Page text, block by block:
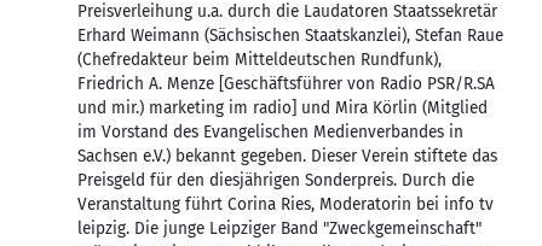
Preisverleihung u.a. durch die Laudatoren Staatssekretär
Erhard Weimann (Sächsischen Staatskanzlei), Stefan Raue
(Chefredakteur beim Mitteldeutschen Rundfunk),
Friedrich A. Menze [Geschäftsführer von Radio PSR/R.SA
und mir.) marketing im radio] und Mira Körlin (Mitglied
im Vorstand des Evangelischen Medienverbandes in
Sachsen e.V.) bekannt gegeben. Dieser Verein stiftete das
Preisgeld für den diesjährigen Sonderpreis. Durch die
Veranstaltung führt Corina Ries, Moderatorin bei info tv
leipzig. Die junge Leipziger Band "Zweckgemeinschaft"